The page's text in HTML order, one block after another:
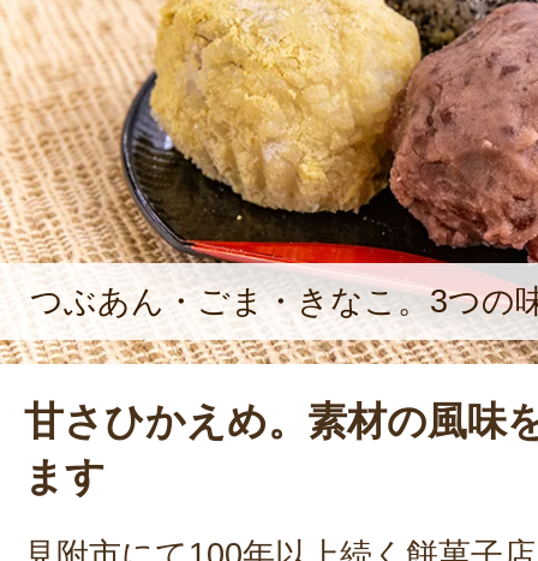
式に店を継いだあとも、新商品を開
ット通販をはじめたりと、日々新し
いる。
つぶあん・ごま・きなこ。3つの
甘さひかえめ。素材の風味
ます